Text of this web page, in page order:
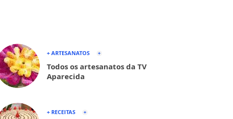
+ ARTESANATOS
Todos os artesanatos da TV
Aparecida
+ RECEITAS